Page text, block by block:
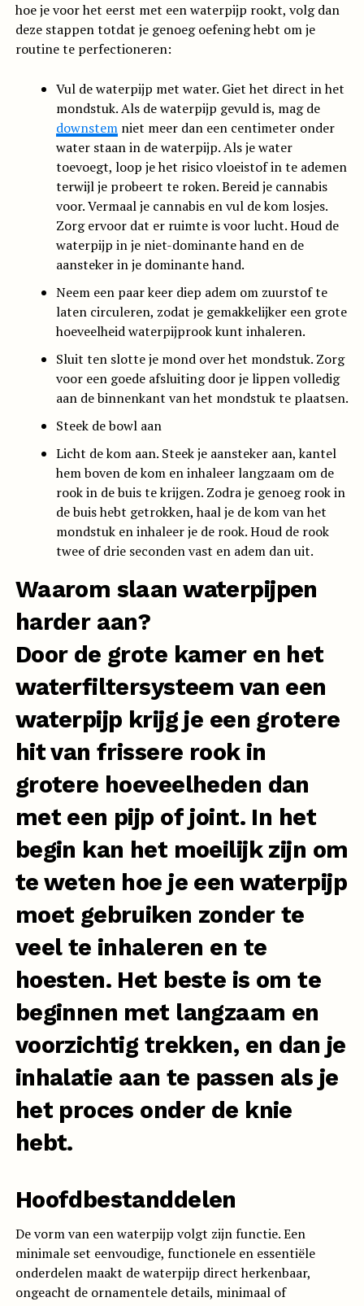
hoe je voor het eerst met een waterpijp rookt, volg dan
deze stappen totdat je genoeg oefening hebt om je
routine te perfectioneren:
Vul de waterpijp met water. Giet het direct in het
mondstuk. Als de waterpijp gevuld is, mag de
downstemniet meer dan een centimeter onder
water staan in de waterpijp. Als je water
toevoegt, loop je het risico vloeistof in te ademen
terwijl je probeert te roken. Bereid je cannabis
voor. Vermaal je cannabis en vul de kom losjes.
Zorg ervoor dat er ruimte is voor lucht. Houd de
waterpijp in je niet-dominante hand en de
aansteker in je dominante hand.
Neem een paar keer diep adem om zuurstof te
laten circuleren, zodat je gemakkelijker een grote
hoeveelheid waterpijprook kunt inhaleren.
Sluit ten slotte je mond over het mondstuk. Zorg
voor een goede afsluiting door je lippen volledig
aan de binnenkant van het mondstuk te plaatsen.
Steek de bowl aan
Licht de kom aan. Steek je aansteker aan, kantel
hem boven de kom en inhaleer langzaam om de
rook in de buis te krijgen. Zodra je genoeg rook in
de buis hebt getrokken, haal je de kom van het
mondstuk en inhaleer je de rook. Houd de rook
twee of drie seconden vast en adem dan uit.
Waarom slaan waterpijpen
harder aan?
Door de grote kamer en het
waterfiltersysteem van een
waterpijp krijg je een grotere
hit van frissere rook in
grotere hoeveelheden dan
met een pijp of joint. In het
begin kan het moeilijk zijn om
te weten hoe je een waterpijp
moet gebruiken zonder te
veel te inhaleren en te
hoesten. Het beste is om te
beginnen met langzaam en
voorzichtig trekken, en dan je
inhalatie aan te passen als je
het proces onder de knie
hebt.
Hoofdbestanddelen
De vorm van een waterpijp volgt zijn functie. Een
minimale set eenvoudige, functionele en essentiële
onderdelen maakt de waterpijp direct herkenbaar,
ongeacht de ornamentele details, minimaal of